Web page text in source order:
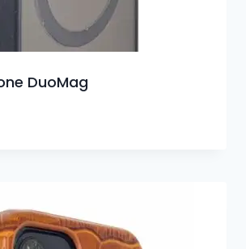
DuoMag